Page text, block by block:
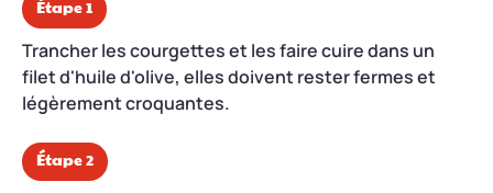
Étape 1
Trancher les courgettes et les faire cuire dans un
filet d'huile d'olive, elles doivent rester fermes et
légèrement croquantes.
Étape 2